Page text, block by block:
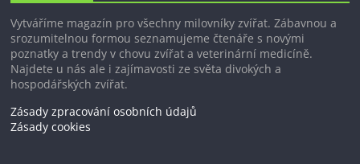
Vytváříme magazín pro všechny milovníky zvířat. Zábavnou a
srozumitelnou formou seznamujeme čtenáře s novými
poznatky a trendy v chovu zvířat a veterinární medicíně.
Najdete u nás ale i zajímavosti ze světa divokých a
hospodářských zvířat.
Zásady zpracování osobních údajů
Zásady cookies